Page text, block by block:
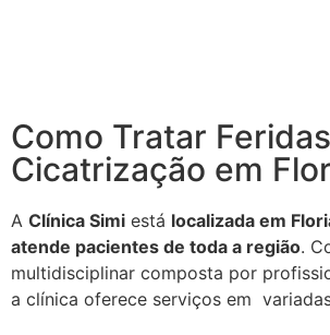
Como Tratar
Cicatrização em
A Clínica Simi está localizada em
atende pacientes de toda a região.
multidisciplinar composta por
a clínica oferece serviços em